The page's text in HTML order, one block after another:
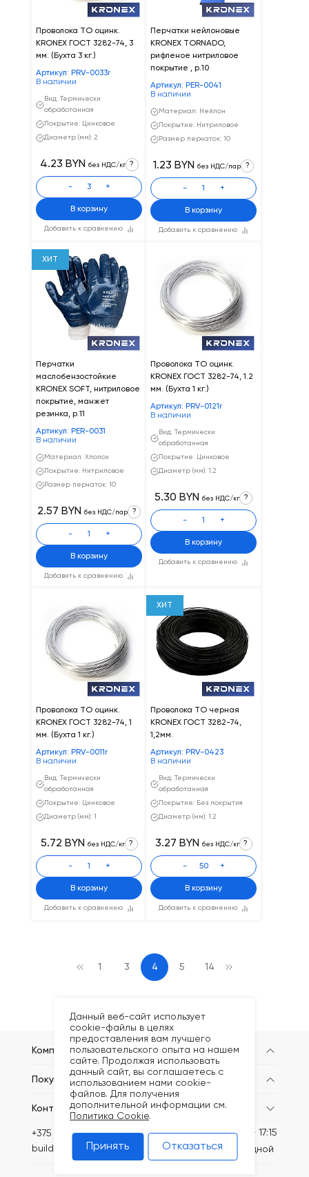
Проволока ТО оцинк.
KRONEX ГОСТ 3282-74, 3
мм. (Бухта 3 кг.)
Артикул: PRV-0033r
В наличии
Вид: Термически
обработанная
Покрытие: Цинковое
Диаметр (мм): 2
Добавить к сравнению
4.23 BYN без НДС/кг ?
- +
В корзину
Перчатки нейлоновые
KRONEX TORNADO,
рифленое нитриловое
покрытие , р.10
Артикул: PER-0041
В наличии
Материал: Нейлон
Покрытие: Нитриловое
Размер перчаток: 10
Добавить к сравнению
1.23 BYN без НДС/пар ?
- +
В корзину
ХИТ
Перчатки
маслобензостойкие
KRONEX SOFT, нитриловое
покрытие, манжет
резинка, р.11
Артикул: PER-0031
В наличии
Материал: Хлопок
Покрытие: Нитриловое
Размер перчаток: 10
Добавить к сравнению
2.57 BYN без НДС/пар ?
- +
В корзину
Проволока ТО оцинк.
KRONEX ГОСТ 3282-74, 1.2
мм. (Бухта 1 кг.)
Артикул: PRV-0121r
В наличии
Вид: Термически
обработанная
Покрытие: Цинковое
Диаметр (мм): 1.2
Добавить к сравнению
5.30 BYN без НДС/кг ?
- +
В корзину
Проволока ТО оцинк.
KRONEX ГОСТ 3282-74, 1
мм. (Бухта 1 кг.)
Артикул: PRV-0011r
В наличии
Вид: Термически
обработанная
Покрытие: Цинковое
Диаметр (мм): 1
Добавить к сравнению
5.72 BYN без НДС/кг ?
- +
В корзину
ХИТ
Проволока ТО черная
KRONEX ГОСТ 3282-74,
1,2мм.
Артикул: PRV-0423
В наличии
Вид: Термически
обработанная
Покрытие: Без покрытия
Диаметр (мм): 1.2
Добавить к сравнению
3.27 BYN без НДС/кг ?
- +
В корзину
1 3 4 5 14
Компания
Покупателям
Контакты
+375 (44) 749-20-73
build@kronex-company.by
Пн-Пт: 8:30 - 17:15
Сб-вс: выходной
Данный веб-сайт использует
cookie-файлы в целях
предоставления вам лучшего
пользовательского опыта на нашем
сайте. Продолжая использовать
данный сайт, вы соглашаетесь с
использованием нами cookie-
файлов. Для получения
дополнительной информации см.
Политика Cookie.
Принять Отказаться